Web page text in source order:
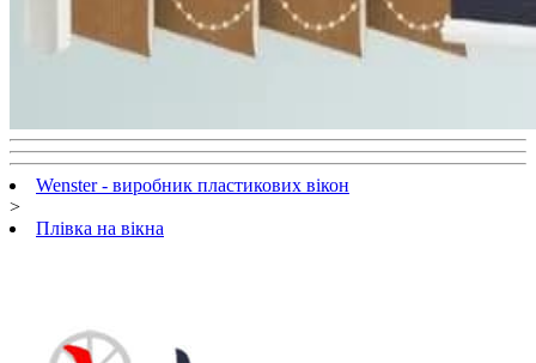
Wenster - виробник пластикових вікон
>
Плівка на вікна